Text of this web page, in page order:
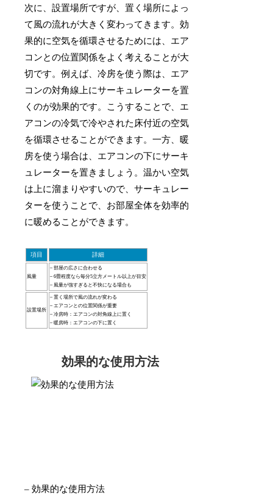
次に、設置場所ですが、置く場所によっ
て風の流れが大きく変わってきます。効
果的に空気を循環させるためには、エア
コンとの位置関係をよく考えることが大
切です。例えば、冷房を使う際は、エア
コンの対角線上にサーキュレーターを置
くのが効果的です。こうすることで、エ
アコンの冷気で冷やされた床付近の空気
を循環させることができます。一方、暖
房を使う場合は、エアコンの下にサーキ
ュレーターを置きましょう。温かい空気
は上に溜まりやすいので、サーキュレー
ターを使うことで、お部屋全体を効率的
に暖めることができます。
項目 詳細
風量
– 部屋の広さに合わせる
– 6畳程度なら毎分5立方メートル以上が目安
– 風量が強すぎると不快になる場合も
設置場所
– 置く場所で風の流れが変わる
– エアコンとの位置関係が重要
– 冷房時：エアコンの対角線上に置く
– 暖房時：エアコンの下に置く
効果的な使用方法
– 効果的な使用方法